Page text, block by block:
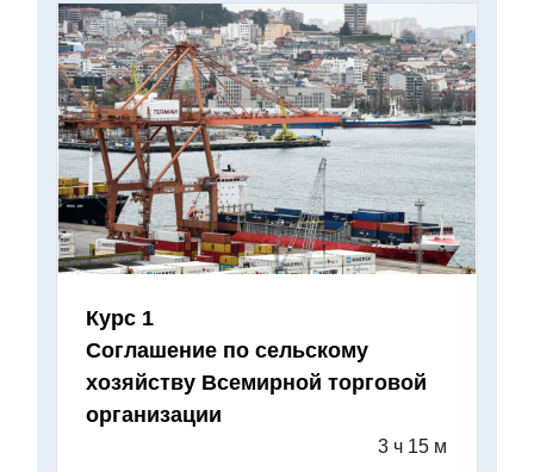
Курс 1
Соглашение по сельскому
хозяйству Всемирной торговой
организации
3 ч 15 м